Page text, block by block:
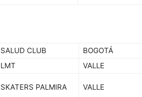
SALUD CLUB
BOGOTÁ
LMT VALLE
SKATERS PALMIRA VALLE